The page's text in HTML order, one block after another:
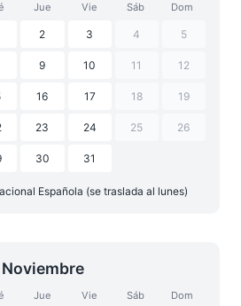
Jue Vie Sáb Dom
2 3 4 5
9 10 11 12
16 17 18 19
23 24 25 26
30 31
Española (se traslada al lunes)
Noviembre
Jue Vie Sáb Dom